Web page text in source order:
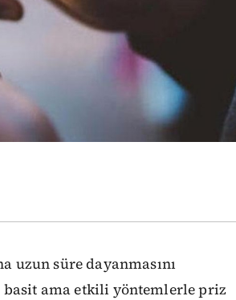
uzun süre dayanmasını
basit ama etkili yöntemlerle priz